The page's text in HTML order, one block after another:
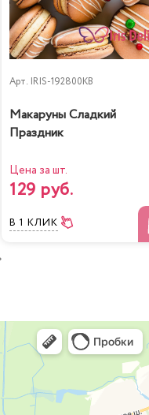
Арт. IRIS-192800KB
Макаруны Сладкий
Праздник
Цена за шт.
129 руб.
В 1 КЛИК